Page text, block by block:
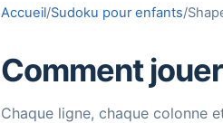
Accueil/Sudoku pour enfants/
Comment
Chaque ligne, chaque colonne